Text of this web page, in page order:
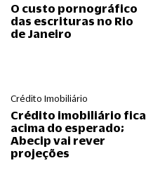
O custo pornográfico
das escrituras no Rio
de Janeiro
Crédito Imobiliário
Crédito imobiliário fica
acima do esperado;
Abecip vai rever
projeções